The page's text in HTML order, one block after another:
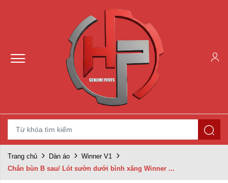
Trang chủ Dàn áo
Winner V1
Chắn bùn B sau/ Lót sườn dưới bình xăng Winner ...